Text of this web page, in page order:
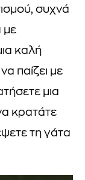
συχνά
με
καλή
παίζει με
μια
κρατάτε
τη γάτα